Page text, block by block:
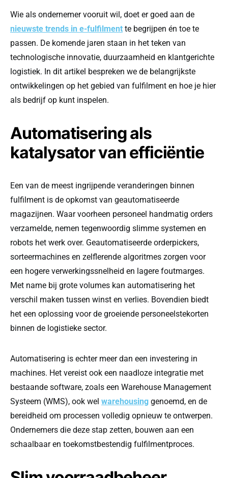
Wie als ondernemer vooruit wil, doet er goed aan de
nieuwste trends in e-fulfilment te begrijpen én toe te
passen. De komende jaren staan in het teken van
technologische innovatie, duurzaamheid en klantgerichte
logistiek. In dit artikel bespreken we de belangrijkste
ontwikkelingen op het gebied van fulfilment en hoe je hier
als bedrijf op kunt inspelen.
Automatisering als
katalysator van efficiëntie
Een van de meest ingrijpende veranderingen binnen
fulfilment is de opkomst van geautomatiseerde
magazijnen. Waar voorheen personeel handmatig orders
verzamelde, nemen tegenwoordig slimme systemen en
robots het werk over. Geautomatiseerde orderpickers,
sorteermachines en zelflerende algoritmes zorgen voor
een hogere verwerkingssnelheid en lagere foutmarges.
Met name bij grote volumes kan automatisering het
verschil maken tussen winst en verlies. Bovendien biedt
het een oplossing voor de groeiende personeelstekorten
binnen de logistieke sector.
Automatisering is echter meer dan een investering in
machines. Het vereist ook een naadloze integratie met
bestaande software, zoals een Warehouse Management
Systeem (WMS), ook wel warehousing genoemd, en de
bereidheid om processen volledig opnieuw te ontwerpen.
Ondernemers die deze stap zetten, bouwen aan een
schaalbaar en toekomstbestendig fulfilmentproces.